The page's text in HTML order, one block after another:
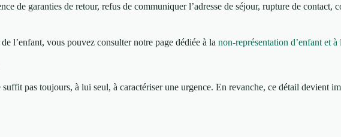
de garanties de retour, refus de communiquer l’adresse de séjour, rupture de contact,
l’enfant, vous pouvez consulter notre page dédiée à la non-représentation d’enfant et
pas toujours, à lui seul, à caractériser une urgence. En revanche, ce détail devient